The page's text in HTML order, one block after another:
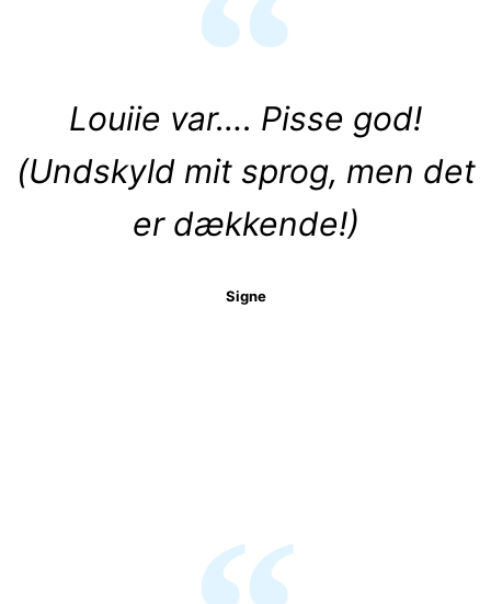
Louiie var…. Pisse god!
(Undskyld mit sprog, men det
er dækkende!)
Signe